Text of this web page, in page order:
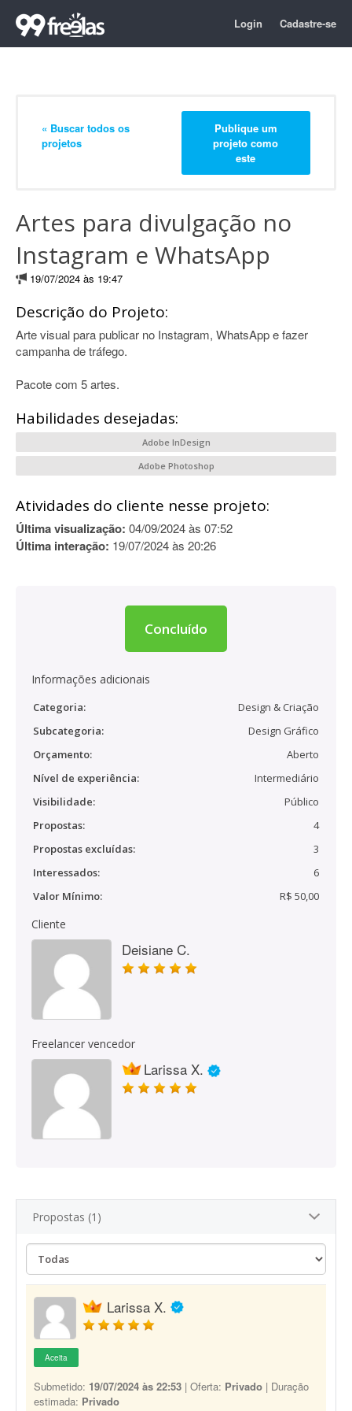
Login Cadastre-se
« Buscar todos os
projetos
Publique um
projeto como
este
Artes para divulgação no
Instagram e WhatsApp
19/07/2024 às 19:47
Descrição do Projeto:
Arte visual para publicar no Instagram, WhatsApp e fazer
campanha de tráfego.
Pacote com 5 artes.
Habilidades desejadas:
Adobe InDesign
Adobe Photoshop
Atividades do cliente nesse projeto:
Última visualização: 04/09/2024 às 07:52
Última interação: 19/07/2024 às 20:26
Concluído
Informações adicionais
Categoria:
Design & Criação
Subcategoria:
Design Gráfico
Orçamento:
Aberto
Nível de experiência:
Intermediário
Visibilidade:
Público
Propostas:
4
Propostas excluídas:
3
Interessados:
6
Valor Mínimo:
R$ 50,00
Cliente
Deisiane C.
Freelancer vencedor
Larissa X.
Propostas (1)
Larissa X.
Aceita
Submetido: 19/07/2024 às 22:53 | Oferta: Privado | Duração
estimada: Privado